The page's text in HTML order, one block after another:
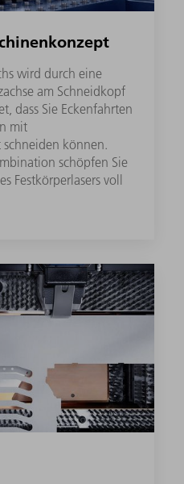
wird durch eine
am Schneidkopf
dass Sie Eckenfahrten
mit
können.
schöpfen Sie
Festkörperlasers voll